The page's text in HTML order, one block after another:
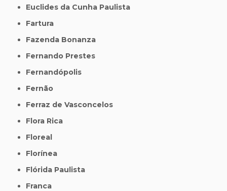
Euclides da Cunha Paulista
Fartura
Fazenda Bonanza
Fernando Prestes
Fernandópolis
Fernão
Ferraz de Vasconcelos
Flora Rica
Floreal
Florínea
Flórida Paulista
Franca